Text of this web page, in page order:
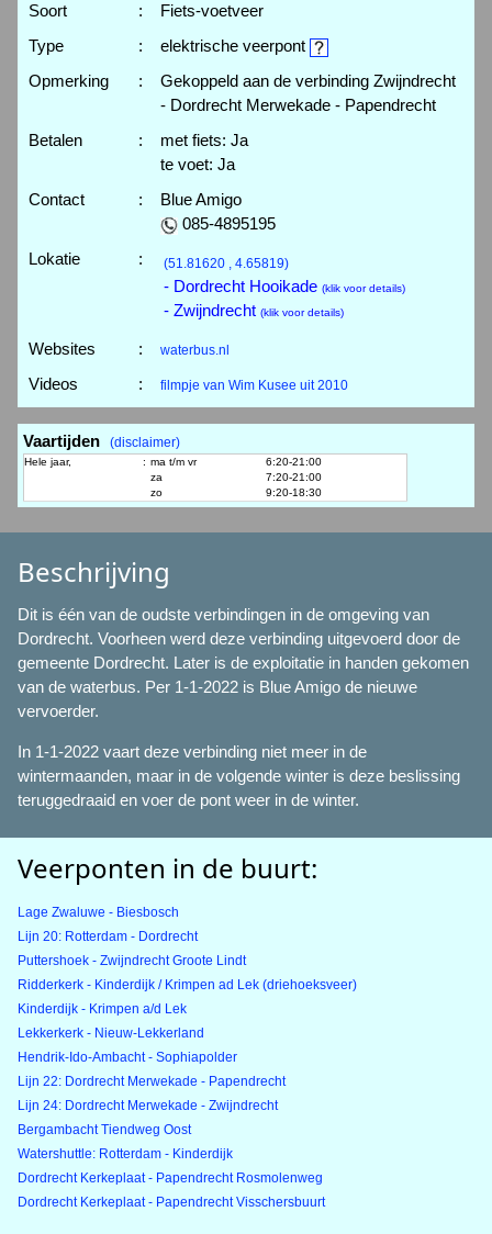
Soort
:
Fiets-voetveer
Type
:
elektrische veerpont
Opmerking
:
Gekoppeld aan de verbinding Zwijndrecht
- Dordrecht Merwekade - Papendrecht
Betalen
:
met fiets: Ja
te voet: Ja
Contact
:
Blue Amigo
085-4895195
Lokatie
: (51.81620 , 4.65819)
- Dordrecht Hooikade (klik voor details)
- Zwijndrecht (klik voor details)
Websites : waterbus.nl
Videos : filmpje van Wim Kusee uit 2010
Vaartijden (disclaimer)
Hele jaar, : ma t/m vr
za
zo
6:20-21:00
7:20-21:00
9:20-18:30
Beschrijving
Dit is één van de oudste verbindingen in de omgeving van
Dordrecht. Voorheen werd deze verbinding uitgevoerd door de
gemeente Dordrecht. Later is de exploitatie in handen gekomen
van de waterbus. Per 1-1-2022 is Blue Amigo de nieuwe
vervoerder.
In 1-1-2022 vaart deze verbinding niet meer in de
wintermaanden, maar in de volgende winter is deze beslissing
teruggedraaid en voer de pont weer in de winter.
Veerponten in de buurt:
Lage Zwaluwe - Biesbosch
Lijn 20: Rotterdam - Dordrecht
Puttershoek - Zwijndrecht Groote Lindt
Ridderkerk - Kinderdijk / Krimpen ad Lek (driehoeksveer)
Kinderdijk - Krimpen a/d Lek
Lekkerkerk - Nieuw-Lekkerland
Hendrik-Ido-Ambacht - Sophiapolder
Lijn 22: Dordrecht Merwekade - Papendrecht
Lijn 24: Dordrecht Merwekade - Zwijndrecht
Bergambacht Tiendweg Oost
Watershuttle: Rotterdam - Kinderdijk
Dordrecht Kerkeplaat - Papendrecht Rosmolenweg
Dordrecht Kerkeplaat - Papendrecht Visschersbuurt